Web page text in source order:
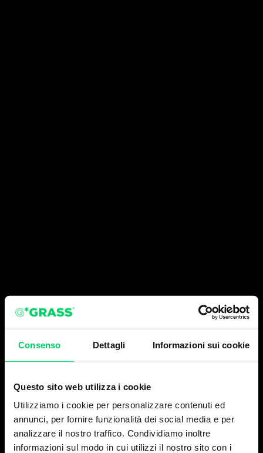
Consenso Dettagli Informazioni sui cookie
Questo sito web utilizza i cookie
Utilizziamo i cookie per personalizzare contenuti ed
annunci, per fornire funzionalità dei social media e per
analizzare il nostro traffico. Condividiamo inoltre
informazioni sul modo in cui utilizzi il nostro sito con i